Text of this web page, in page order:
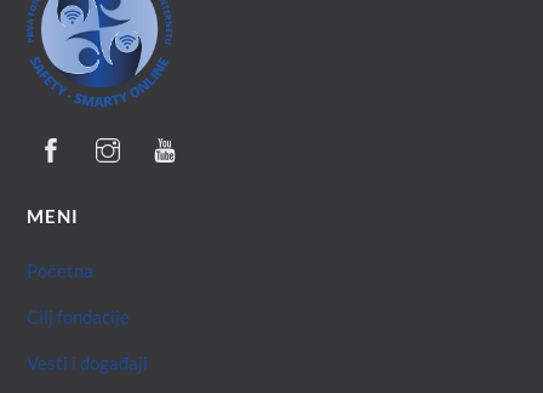
MENI
Početna
Cilj fondacije
Vesti i događaji